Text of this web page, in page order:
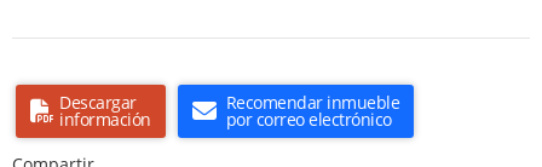
Descargar
información
Recomendar inmueble
por correo electrónico